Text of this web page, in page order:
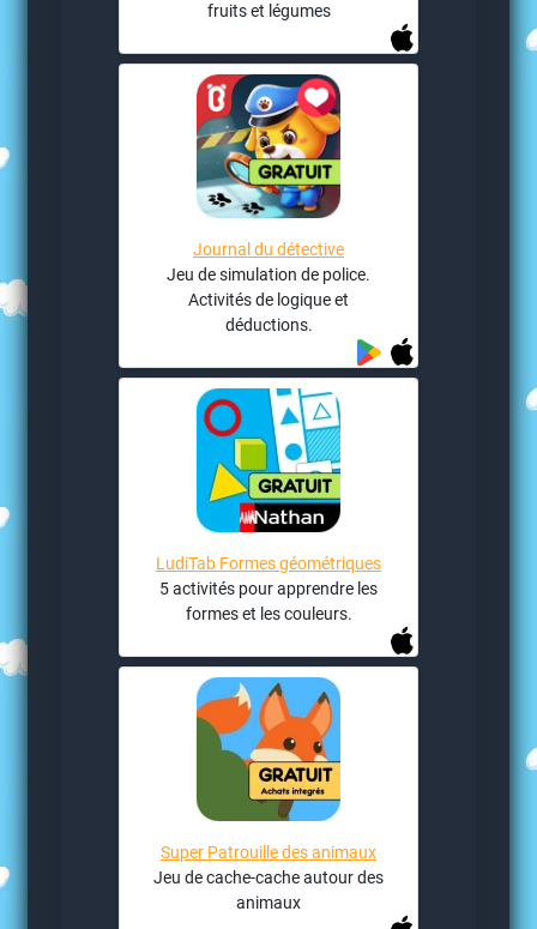
fruits et légumes
Journal du détective
Jeu de simulation de police.
Activités de logique et
déductions.
LudiTab Formes géométriques
5 activités pour apprendre les
formes et les couleurs.
Super Patrouille des animaux
Jeu de cache-cache autour des
animaux